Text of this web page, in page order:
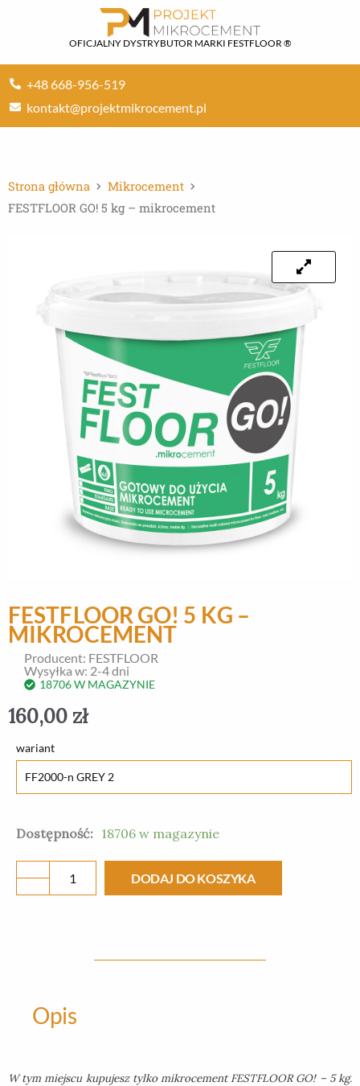
OFICJALNY DYSTRYBUTOR MARKI FESTFLOOR ®
+48 668-956-519
kontakt@projektmikrocement.pl
Strona główna
Mikrocement
FESTFLOOR GO! 5 kg – mikrocement
FESTFLOOR GO! 5 KG –
MIKROCEMENT
Producent: FESTFLOOR
Wysyłka w: 2-4 dni
18706 W MAGAZYNIE
160,00 zł
wariant
Dostępność: 18706 w magazynie
ilość
GO!
kg
-
mikrocementDODAJ DO KOSZYKA
Opis
W tym miejscu kupujesz tylko mikrocement FESTFLOOR GO! – 5 kg.